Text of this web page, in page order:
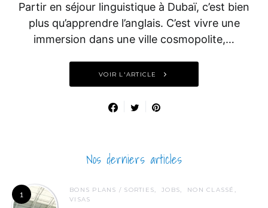
Partir en séjour linguistique à Dubaï, c’est bien
plus qu’apprendre l’anglais. C’est vivre une
immersion dans une ville cosmopolite,…
VOIR L'ARTICLE
Nos derniers articles
1
BONS PLANS / SORTIES JOBS
NON CLASSÉ
VISAS